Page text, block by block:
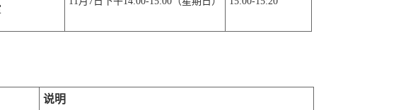
说明